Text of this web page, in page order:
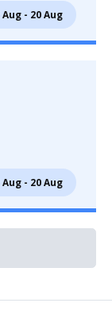
Aug - 20 Aug
Aug - 20 Aug